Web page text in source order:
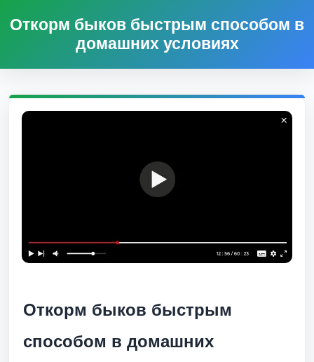
Откорм быков быстрым способом в
домашних условиях
Откорм быков быстрым
способом в домашних